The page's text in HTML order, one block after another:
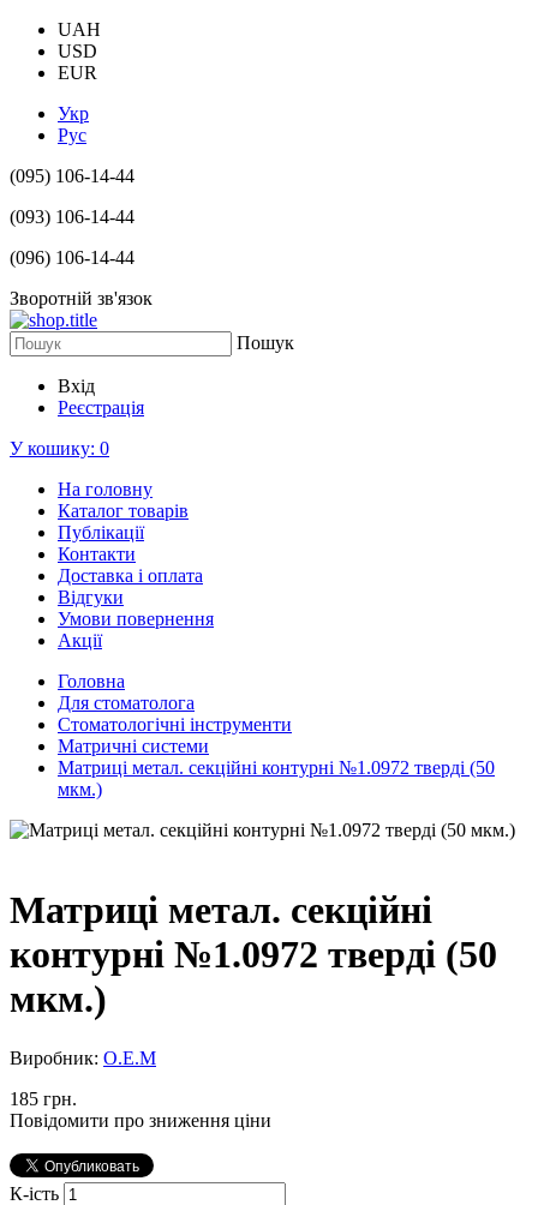
UAH
USD
EUR
Укр
Рус
(095) 106-14-44
(093) 106-14-44
(096) 106-14-44
Зворотній зв'язок
Пошук
Вхід
Реєстрація
У кошику: 0
На головну
Каталог товарів
Публікації
Контакти
Доставка і оплата
Відгуки
Умови повернення
Акції
Головна
Для стоматолога
Стоматологічні інструменти
Матричні системи
Матриці метал. секційні контурні №1.0972 тверді (50
мкм.)
Матриці метал. секційні
контурні №1.0972 тверді (50
мкм.)
Виробник: О.Е.М
185 грн.
Повідомити про зниження ціни
К-ість